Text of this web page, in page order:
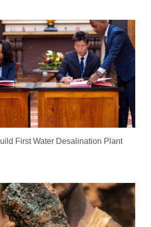
First Water Desalination Plant